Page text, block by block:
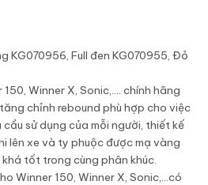
KG070956, Full đen KG070955, Đỏ
Winner X, Sonic,.... chính hãng
chỉnh rebound phù hợp cho việc
sử dụng của mỗi người, thiết kế
lên xe và ty phuộc được mạ vàng
tốt trong cùng phân khúc.
Winner 150, Winner X, Sonic,...có